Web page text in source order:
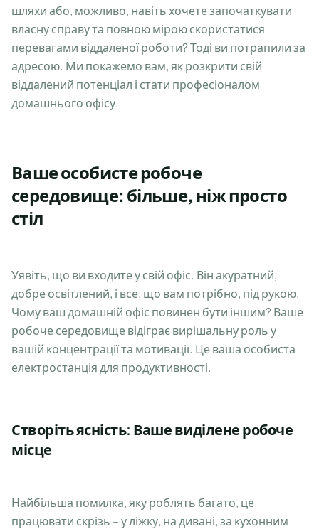
шляхи або, можливо, навіть хочете започаткувати
власну справу та повною мірою скористатися
перевагами віддаленої роботи? Тоді ви потрапили за
адресою. Ми покажемо вам, як розкрити свій
віддалений потенціал і стати професіоналом
домашнього офісу.
Ваше особисте робоче
середовище: більше, ніж просто
стіл
Уявіть, що ви входите у свій офіс. Він акуратний,
добре освітлений, і все, що вам потрібно, під рукою.
Чому ваш домашній офіс повинен бути іншим? Ваше
робоче середовище відіграє вирішальну роль у
вашій концентрації та мотивації. Це ваша особиста
електростанція для продуктивності.
Створіть ясність: Ваше виділене робоче
місце
Найбільша помилка, яку роблять багато, це
працювати скрізь – у ліжку, на дивані, за кухонним